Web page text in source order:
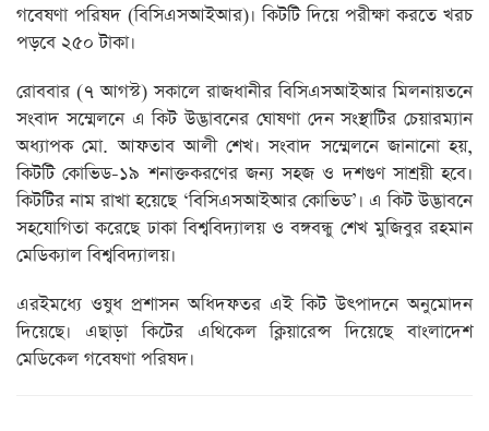
গবেষণা পরিষদ (বিসিএসআইআর)। কিটটি দিয়ে পরীক্ষা করতে খরচ
পড়বে ২৫০ টাকা।
রোববার (৭ আগস্ট) সকালে রাজধানীর বিসিএসআইআর মিলনায়তনে
সংবাদ সম্মেলনে এ কিট উদ্ভাবনের ঘোষণা দেন সংস্থাটির চেয়ারম্যান
অধ্যাপক মো. আফতাব আলী শেখ। সংবাদ সম্মেলনে জানানো হয়,
কিটটি কোভিড-১৯ শনাক্তকরণের জন্য সহজ ও দশগুণ সাশ্রয়ী হবে।
কিটটির নাম রাখা হয়েছে ‘বিসিএসআইআর কোভিড’। এ কিট উদ্ভাবনে
সহযোগিতা করেছে ঢাকা বিশ্ববিদ্যালয় ও বঙ্গবন্ধু শেখ মুজিবুর রহমান
মেডিক্যাল বিশ্ববিদ্যালয়।
এরইমধ্যে ওষুধ প্রশাসন অধিদফতর এই কিট উৎপাদনে অনুমোদন
দিয়েছে। এছাড়া কিটের এথিকেল ক্লিয়ারেন্স দিয়েছে বাংলাদেশ
মেডিকেল গবেষণা পরিষদ।